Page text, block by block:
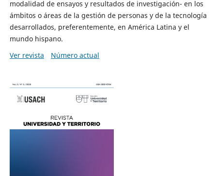
modalidad de ensayos y resultados de investigación- en los
ámbitos o áreas de la gestión de personas y de la tecnología
desarrollados, preferentemente, en América Latina y el
mundo hispano.
Ver revista
Número actual